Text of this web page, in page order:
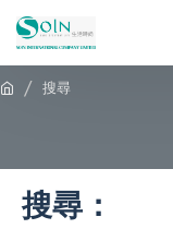
搜尋
搜尋：